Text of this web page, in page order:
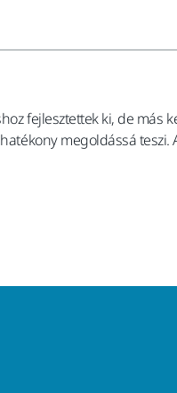
fejlesztettek ki, de más
megoldássá